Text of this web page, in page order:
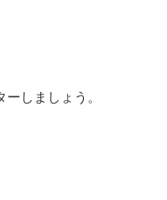
しましょう。